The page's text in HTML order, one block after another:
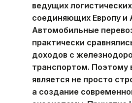
ведущих
соединяющих Европу и
Автомобильные
практически
доходов с
транспортом. Поэтому
является не просто
а создание